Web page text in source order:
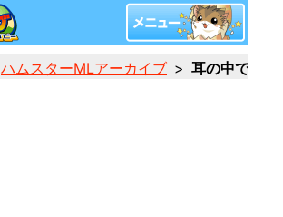
ハムスターMLアーカイブ 耳の中でき